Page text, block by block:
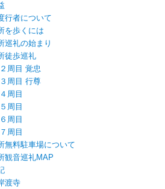
行者について
を歩くには
巡礼の始まり
徒歩巡礼
周目 覚忠
周目 行尊
周目
周目
周目
周目
無料駐車場について
観音巡礼MAP
渡寺